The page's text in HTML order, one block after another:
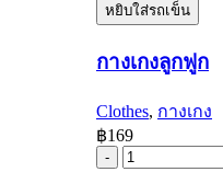
ลูกฟูก
หยิบใส่รถเข็น
กางเกงลูกฟูก
Clothes, กางเกง
฿169
กางเกง